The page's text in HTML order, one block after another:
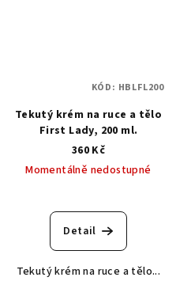
Tekutý krém na ruce a tělo
First Lady, 200 ml.
360 Kč
Momentálně nedostupné
Detail
Tekutý krém na ruce a tělo...
KÓD: HBLFL200